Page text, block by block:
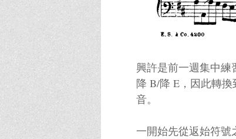
興許是前一週集中練
降 B/降 E，因此轉
音。
一開始先從返始符